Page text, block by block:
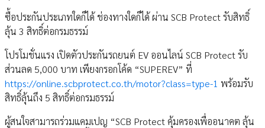
ซื้อประกันประเภทใดก็ได้ ช่องทางใดก็ได้ ผ่าน SCB Protect รับสิทธิ์
ลุ้น 3 สิทธิ์ต่อกรมธรรม์
โปรโมชั่นแรง เปิดตัวประกันรถยนต์ EV ออนไลน์ SCB Protect รับ
ส่วนลด 5,000 บาท เพียงกรอกโค้ด “SUPEREV” ที่
https://online.scbprotect.co.th/motor?class=type-1 พร้อมรับ
สิทธิ์ลุ้นถึง 5 สิทธิ์ต่อกรมธรรม์
ผู้สนใจสามารถร่วมแคมเปญ “SCB Protect คุ้มครองเพื่ออนาคต ลุ้น